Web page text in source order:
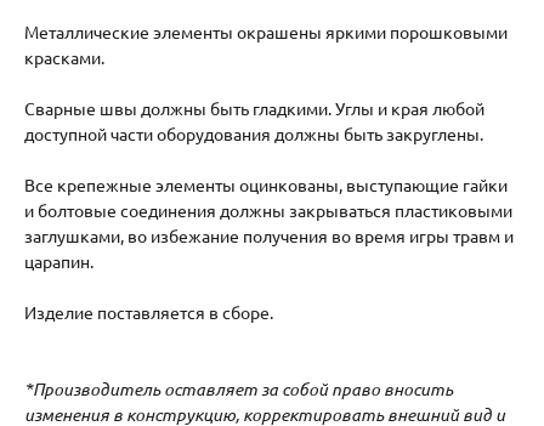
Металлические элементы окрашены яркими порошковыми
красками.
Сварные швы должны быть гладкими. Углы и края любой
доступной части оборудования должны быть закруглены.
Все крепежные элементы оцинкованы, выступающие гайки
и болтовые соединения должны закрываться пластиковыми
заглушками, во избежание получения во время игры травм и
царапин.
Изделие поставляется в сборе.
*Производитель оставляет за собой право вносить
изменения в конструкцию, корректировать внешний вид и